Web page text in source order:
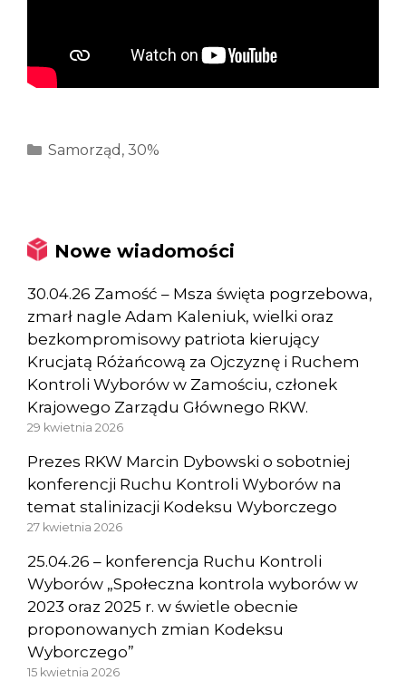
Kategorie
Samorząd , 30%
Nowe wiadomości
30.04.26 Zamość – Msza święta pogrzebowa,
zmarł nagle Adam Kaleniuk, wielki oraz
bezkompromisowy patriota kierujący
Krucjatą Różańcową za Ojczyznę i Ruchem
Kontroli Wyborów w Zamościu, członek
Krajowego Zarządu Głównego RKW.
29 kwietnia 2026
Prezes RKW Marcin Dybowski o sobotniej
konferencji Ruchu Kontroli Wyborów na
temat stalinizacji Kodeksu Wyborczego
27 kwietnia 2026
25.04.26 – konferencja Ruchu Kontroli
Wyborów „Społeczna kontrola wyborów w
2023 oraz 2025 r. w świetle obecnie
proponowanych zmian Kodeksu
Wyborczego”
15 kwietnia 2026